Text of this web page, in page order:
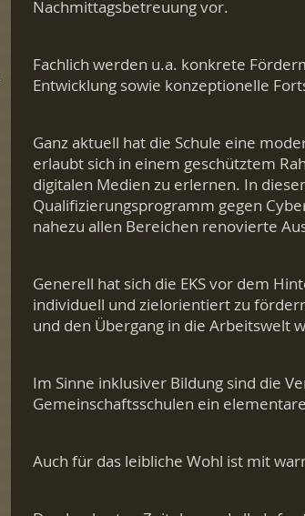
Nachmittagsbetreuung vor.
Fachlich werden u.a. konkrete
Entwicklung sowie konzeptionelle
Ganz aktuell hat die Schule eine
erlaubt sich in einem geschütztem
digitalen Medien zu erlernen. In
Qualifizierungsprogramm gegen
nahezu allen Bereichen renovierte
Generell hat sich die EKS vor dem
individuell und zielorientiert zu
und den Übergang in die Arbeitswelt
Im Sinne inklusiver Bildung sind die
Gemeinschaftsschulen ein
Auch für das leibliche Wohl ist mit